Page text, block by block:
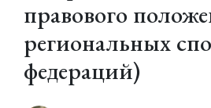
правового
региональных
федераций)